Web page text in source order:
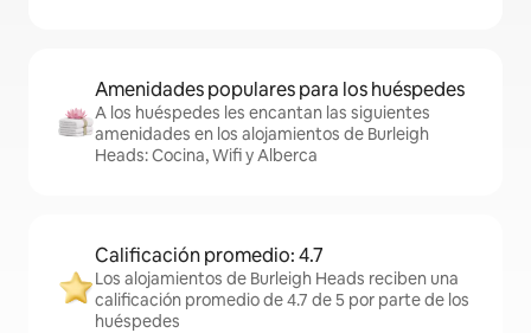
Amenidades populares para los huéspedes
A los huéspedes les encantan las siguientes
amenidades en los alojamientos de Burleigh
Heads: Cocina, Wifi y Alberca
Calificación promedio: 4.7
Los alojamientos de Burleigh Heads reciben una
calificación promedio de 4.7 de 5 por parte de los
huéspedes